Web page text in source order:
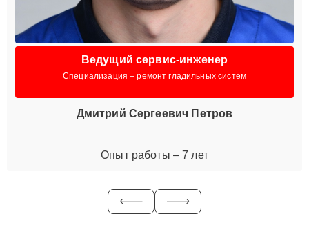
Ведущий сервис-инженер
Специализация – ремонт гладильных систем
Дмитрий Сергеевич Петров
Опыт работы – 7 лет